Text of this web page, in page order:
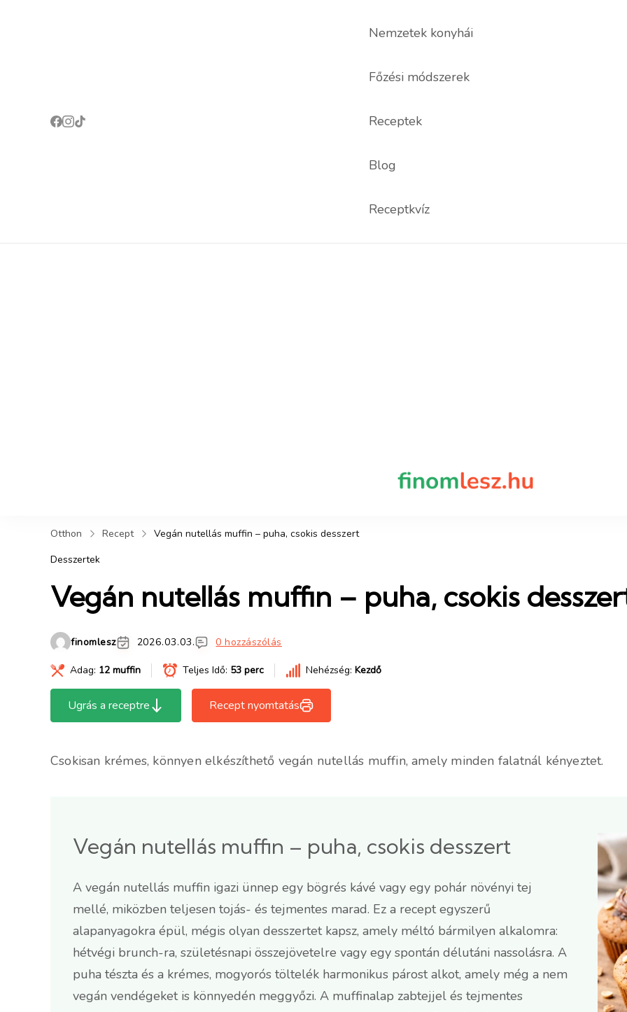
Nemzetek konyhái
Főzési módszerek
Receptek
Blog
Receptkvíz
Otthon Recept
Vegán nutellás muffin – puha, csokis desszert
Desszertek
Vegán nutellás muffin – puha, csokis
finomlesz 2026.03.03. 0 hozzászólás
Adag: 12 muffin Teljes Idő: 53 perc Nehézség: Kezdő
Ugrás a receptre Recept nyomtatás
Csokisan krémes, könnyen elkészíthető vegán nutellás muffin, amely minden falatnál kényeztet.
Vegán nutellás muffin – puha, csokis desszert
A vegán nutellás muffin igazi ünnep egy bögrés kávé vagy egy pohár növényi tej
mellé, miközben teljesen tojás- és tejmentes marad. Ez a recept egyszerű
alapanyagokra épül, mégis olyan desszertet kapsz, amely méltó bármilyen alkalomra:
hétvégi brunch-ra, születésnapi összejövetelre vagy egy spontán délutáni nassolásra. A
puha tészta és a krémes, mogyorós töltelék harmonikus párost alkot, amely még a nem
vegán vendégeket is könnyedén meggyőzi. A muffinalap zabtejjel és tejmentes